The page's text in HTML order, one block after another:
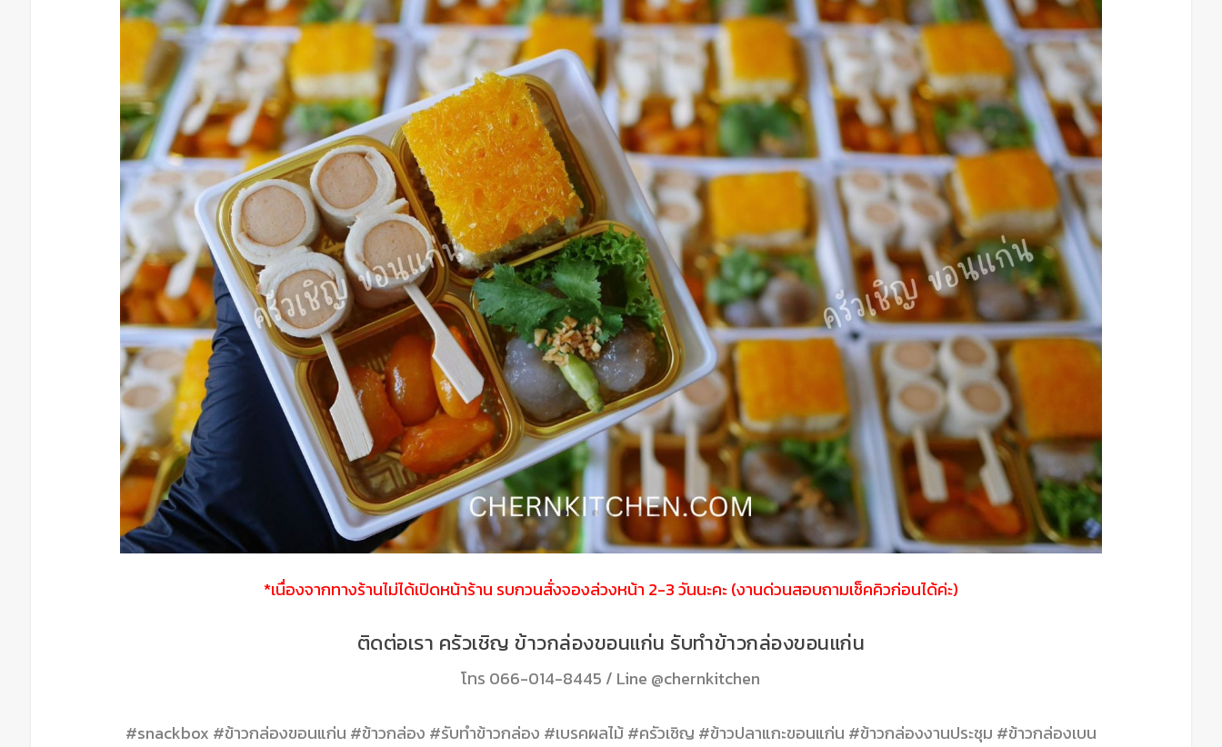
*เนื่องจากทางร้านไม่ได้เปิดหน้าร้าน รบกวนสั่งจองล่วงหน้า 2-3 วันนะคะ (งานด่วนสอบถามเช็คคิวก่อนได้ค่ะ)
ติดต่อเรา ครัวเชิญ ข้าวกล่องขอนแก่น รับทำข้าวกล่องขอนแก่น
โทร 066-014-8445 / Line @chernkitchen
#snackbox #ข้าวกล่องขอนแก่น #ข้าวกล่อง #รับทำข้าวกล่อง #เบรคผลไม้ #ครัวเชิญ #ข้าวปลาแกะขอนแก่น #ข้าวกล่องงานประชุม #ข้าวกล่องเบน